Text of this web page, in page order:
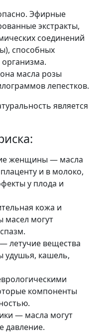
Эфирные
экстракты,
соединений
способных
масла розы
лепестков.
является
женщины — масла
и в молоко,
у плода и
кожа и
масел могут
летучие вещества
удушья, кашель,
компоненты
— масла могут
давление.